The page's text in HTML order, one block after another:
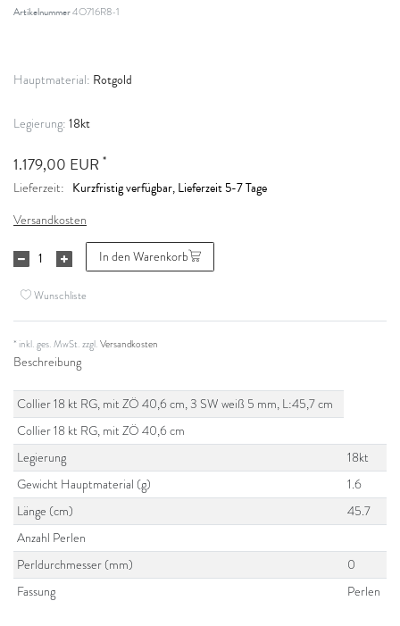
Artikelnummer4O716R8-1
Hauptmaterial: Rotgold
Legierung: 18kt
1.179,00 EUR *
Lieferzeit: Kurzfristig verfügbar, Lieferzeit 5-7 Tage
Versandkosten
In den Warenkorb
Wunschliste
* inkl. ges. MwSt. zzgl.Versandkosten
Beschreibung
Collier 18 kt RG, mit ZÖ 40,6 cm, 3 SW weiß 5 mm, L:45,7 cm
Collier 18 kt RG, mit ZÖ 40,6 cm
Legierung
18kt
Gewicht Hauptmaterial (g)
1.6
Länge (cm)
45.7
Anzahl Perlen
Perldurchmesser (mm)
0
Fassung
Perlen